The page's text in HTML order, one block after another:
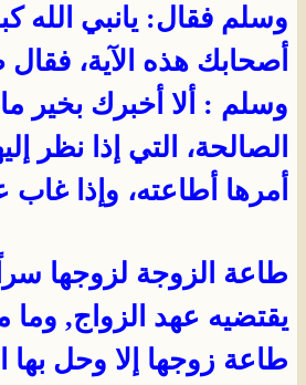
وسلم فقال: يانبي الله
أصحابك هذه الآية،
وسلم : ألا أخبرك بخير ما
الصالحة، التي إذا نظر
أمرها أطاعته، وإذا
طاعة الزوجة لزوجها
يقتضيه عهد الزواج, وما
طاعة زوجها إلا وحل بها